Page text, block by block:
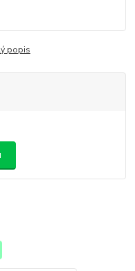
popis